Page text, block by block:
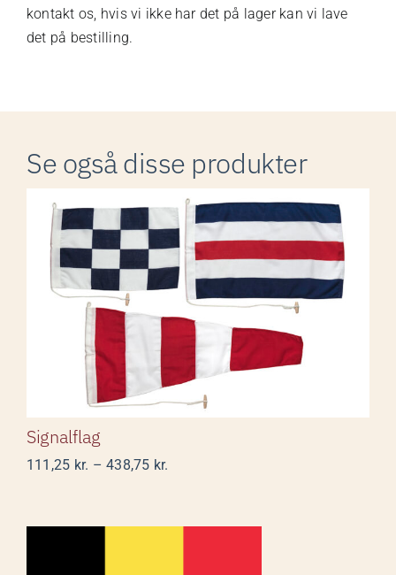
kontakt os, hvis vi ikke har det på lager kan vi lave
det på bestilling.
Se også disse produkter
Signalflag
Signalflag
111,25 kr. – 438,75 kr.